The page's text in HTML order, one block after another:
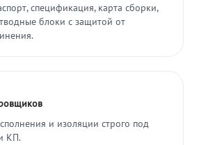
спецификация, карта сборки,
блоки с защитой от
и изоляции строго под
КП.